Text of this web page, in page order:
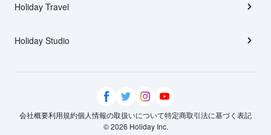
Holiday Travel
Holiday Studio
会社概要利用規約個人情報の取扱いについて特定商取引法に基づく表記
© 2026 Holiday Inc.